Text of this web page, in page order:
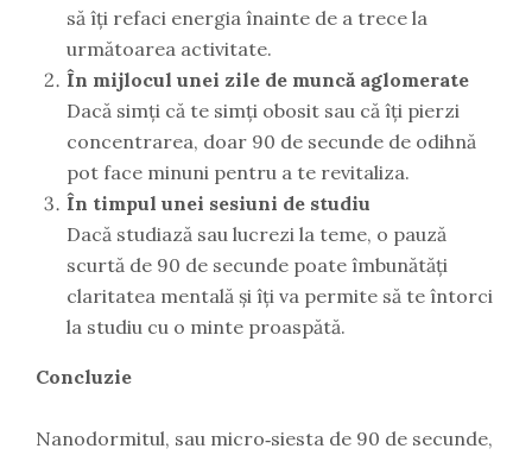
să îți refaci energia înainte de a trece la
următoarea activitate.
În mijlocul unei zile de muncă aglomerate
Dacă simți că te simți obosit sau că îți pierzi
concentrarea, doar 90 de secunde de odihnă
pot face minuni pentru a te revitaliza.
În timpul unei sesiuni de studiu
Dacă studiază sau lucrezi la teme, o pauză
scurtă de 90 de secunde poate îmbunătăți
claritatea mentală și îți va permite să te întorci
la studiu cu o minte proaspătă.
Concluzie
Nanodormitul, sau micro‑siesta de 90 de secunde,